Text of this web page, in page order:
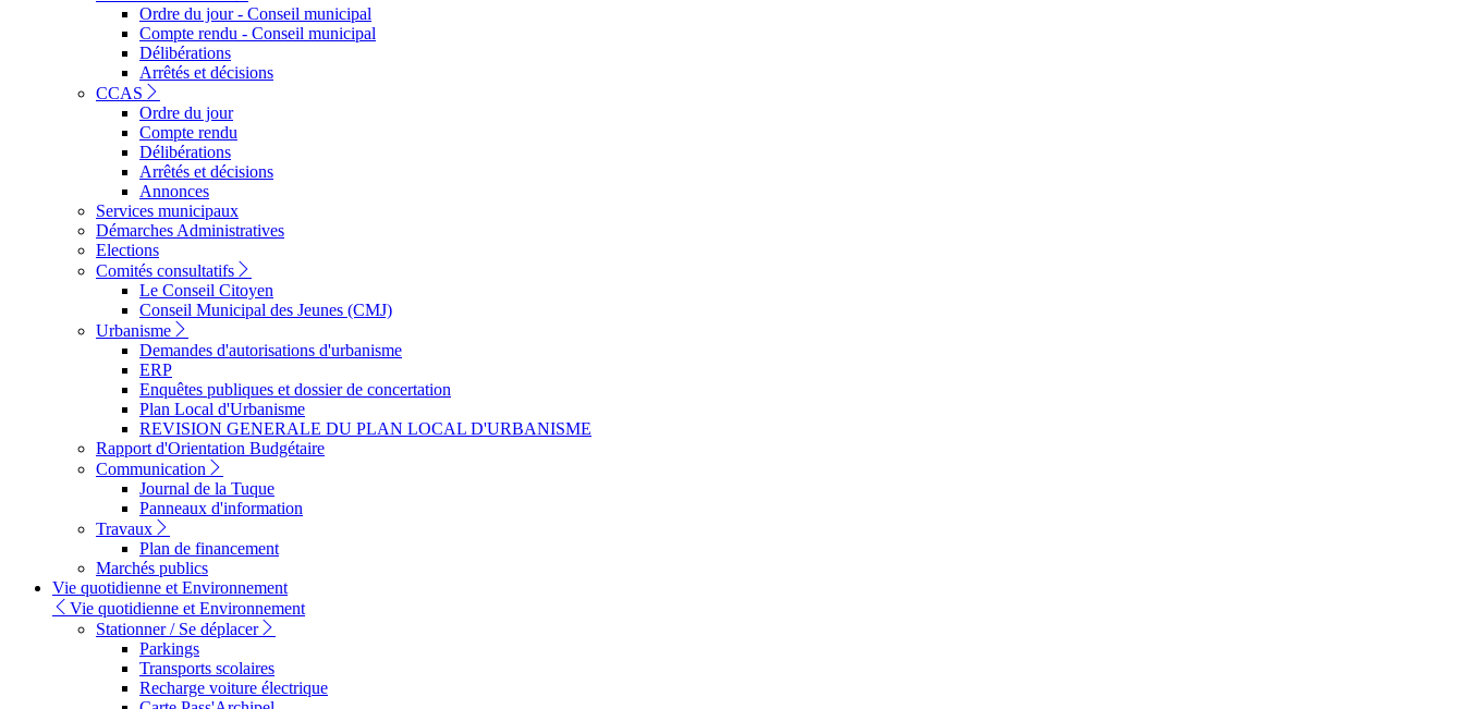
Ordre du jour - Conseil municipal
Compte rendu - Conseil municipal
Délibérations
Arrêtés et décisions
CCAS
Ordre du jour
Compte rendu
Délibérations
Arrêtés et décisions
Annonces
Services municipaux
Démarches Administratives
Elections
Comités consultatifs
Le Conseil Citoyen
Conseil Municipal des Jeunes (CMJ)
Urbanisme
Demandes d'autorisations d'urbanisme
ERP
Enquêtes publiques et dossier de concertation
Plan Local d'Urbanisme
REVISION GENERALE DU PLAN LOCAL D'URBANISME
Rapport d'Orientation Budgétaire
Communication
Journal de la Tuque
Panneaux d'information
Travaux
Plan de financement
Marchés publics
Vie quotidienne et Environnement
Vie quotidienne et Environnement
Stationner / Se déplacer
Parkings
Transports scolaires
Recharge voiture électrique